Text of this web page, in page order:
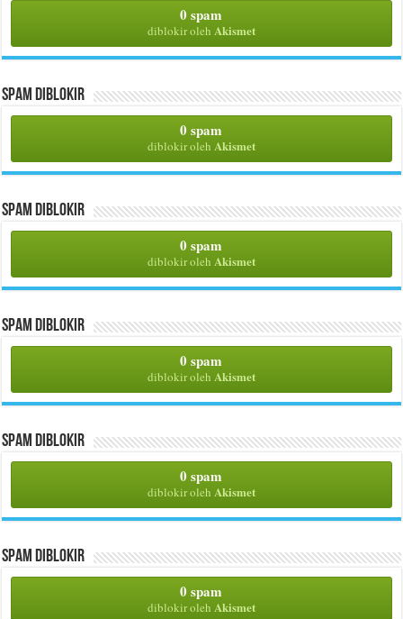
0 spam
diblokir oleh Akismet
Spam Diblokir
0 spam
diblokir oleh Akismet
Spam Diblokir
0 spam
diblokir oleh Akismet
Spam Diblokir
0 spam
diblokir oleh Akismet
Spam Diblokir
0 spam
diblokir oleh Akismet
Spam Diblokir
0 spam
diblokir oleh Akismet